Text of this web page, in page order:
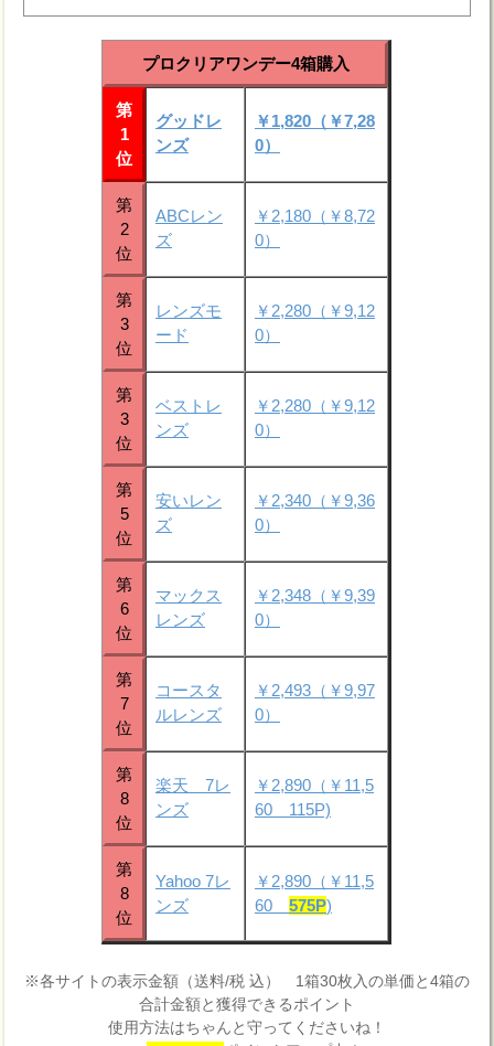
プロクリアワンデー4箱購入
第
1
位
グッドレ
ンズ
￥1,820（￥7,28
0）
第
2
位
ABCレン
ズ
￥2,180（￥8,72
0）
第
3
位
レンズモ
ード
￥2,280（￥9,12
0）
第
3
位
ベストレ
ンズ
￥2,280（￥9,12
0）
第
5
位
安いレン
ズ
￥2,340（￥9,36
0）
第
6
位
マックス
レンズ
￥2,348（￥9,39
0）
第
7
位
コースタ
ルレンズ
￥2,493（￥9,97
0）
第
8
位
楽天 7レ
ンズ
￥2,890（￥11,5
60 115P)
第
8
位
Yahoo 7レ
ンズ
￥2,890（￥11,5
60 575P)
※各サイトの表示金額（送料/税 込） 1箱30枚入の単価と4箱の
合計金額と獲得できるポイント
使用方法はちゃんと守ってくださいね！